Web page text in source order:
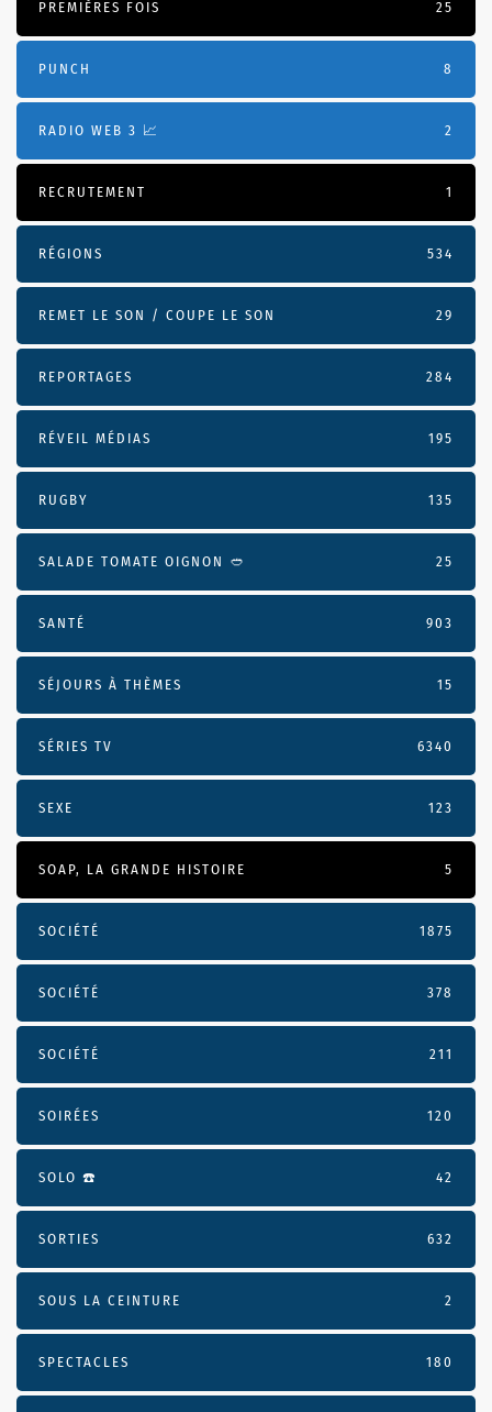
PREMIÈRES FOIS 25
PUNCH 8
RADIO WEB 3 📈 2
RECRUTEMENT 1
RÉGIONS 534
REMET LE SON / COUPE LE SON 29
REPORTAGES 284
RÉVEIL MÉDIAS 195
RUGBY 135
SALADE TOMATE OIGNON 🥙 25
SANTÉ 903
SÉJOURS À THÈMES 15
SÉRIES TV 6340
SEXE 123
SOAP, LA GRANDE HISTOIRE 5
SOCIÉTÉ 1875
SOCIÉTÉ 378
SOCIÉTÉ 211
SOIRÉES 120
SOLO ☎️ 42
SORTIES 632
SOUS LA CEINTURE 2
SPECTACLES 180